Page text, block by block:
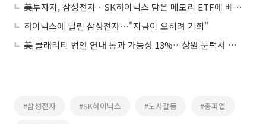
美투자자, 삼성전자ㆍSK하이닉스 담은 메모리 ETF에 베팅…ARK 자산 규모 추월
하이닉스에 밀린 삼성전자…"지금이 오히려 기회"
美 클래리티 법안 연내 통과 가능성 13%…상원 문턱서 제동
#삼성전자 #SK하이닉스 #노사갈등 #총파업